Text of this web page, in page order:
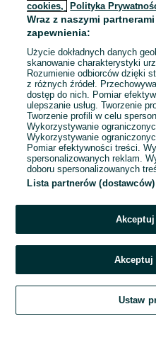
Galiny
04
1 2 3
Szukaj Obserwujesz
cookies,
Polityka
Wraz z naszymi
zapewnienia:
Użycie dokładnych danych
skanowanie charakterystyki
Rozumienie odbiorców dzięki
z różnych źródeł.
dostęp do nich. Pomiar
ulepszanie usług. Tworzenie
Tworzenie profili w celu
Wykorzystywanie
Wykorzystywanie
Pomiar efektywności treści.
spersonalizowanych reklam.
doboru spersonalizowanych
Lista partnerów (dostawców)
Akceptuj
Ustaw